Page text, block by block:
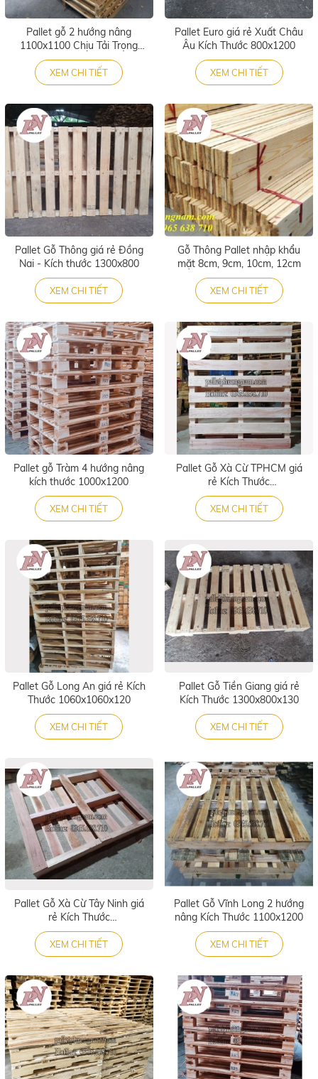
Pallet gỗ 2 hướng nâng
1100x1100 Chịu Tải Trọng
Cao
XEM CHI TIẾT
Pallet Euro giá rẻ Xuất Châu
Âu Kích Thước 800x1200
XEM CHI TIẾT
Pallet Gỗ Thông giá rẻ Đồng
Nai - Kích thước 1300x800
XEM CHI TIẾT
Gỗ Thông Pallet nhập khẩu
mặt 8cm, 9cm, 10cm, 12cm
XEM CHI TIẾT
Pallet gỗ Tràm 4 hướng nâng
kích thước 1000x1200
XEM CHI TIẾT
Pallet Gỗ Xà Cừ TPHCM giá
rẻ Kích Thước
1000x1200x140
XEM CHI TIẾT
Pallet Gỗ Long An giá rẻ Kích
Thước 1060x1060x120
XEM CHI TIẾT
Pallet Gỗ Tiền Giang giá rẻ
Kích Thước 1300x800x130
XEM CHI TIẾT
Pallet Gỗ Xà Cừ Tây Ninh giá
rẻ Kích Thước
1000x1200x130
XEM CHI TIẾT
Pallet Gỗ Vĩnh Long 2 hướng
nâng Kích Thước 1100x1200
XEM CHI TIẾT